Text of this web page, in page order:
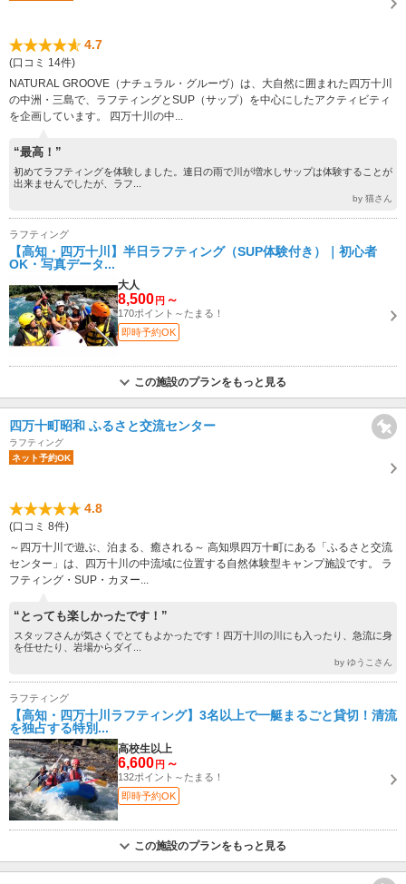
4.7
(口コミ 14件)
NATURAL GROOVE（ナチュラル・グルーヴ）は、大自然に囲まれた四万十川
の中洲・三島で、ラフティングとSUP（サップ）を中心にしたアクティビティ
を企画しています。 四万十川の中...
“最高！”
初めてラフティングを体験しました。連日の雨で川が増水しサップは体験することが
出来ませんでしたが、ラフ...
by 猫さん
ラフティング
【高知・四万十川】半日ラフティング（SUP体験付き）｜初心者
OK・写真データ...
大人
8,500 円 ～
170ポイント～たまる！
即時予約OK
この施設のプランをもっと見る
四万十町昭和 ふるさと交流センター
ラフティング
ネット予約OK
4.8
(口コミ 8件)
～四万十川で遊ぶ、泊まる、癒される～ 高知県四万十町にある「ふるさと交流
センター」は、四万十川の中流域に位置する自然体験型キャンプ施設です。 ラ
フティング・SUP・カヌー...
“とっても楽しかったです！”
スタッフさんが気さくでとてもよかったです！四万十川の川にも入ったり、急流に身
を任せたり、岩場からダイ...
by ゆうこさん
ラフティング
【高知・四万十川ラフティング】3名以上で一艇まるごと貸切！清流
を独占する特別...
高校生以上
6,600 円 ～
132ポイント～たまる！
即時予約OK
この施設のプランをもっと見る